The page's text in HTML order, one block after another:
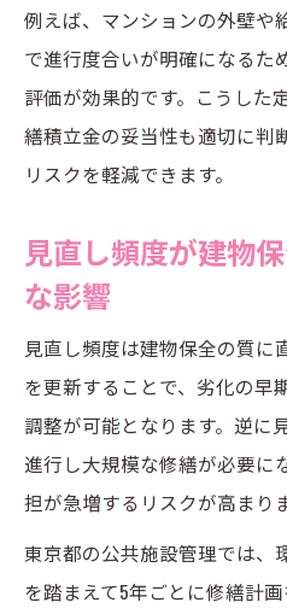
例えば、マンションの外壁や
で進行度合いが明確になるた
評価が効果的です。こうした
繕積立金の妥当性も適切に判
リスクを軽減できます。
見直し頻度が建物
な影響
見直し頻度は建物保全の質に
を更新することで、劣化の早
調整が可能となります。逆に
進行し大規模な修繕が必要に
担が急増するリスクが高まりま
東京都の公共施設管理では、
を踏まえて5年ごとに修繕計